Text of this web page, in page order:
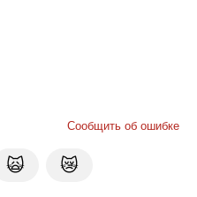
Сообщить об ошибке
🙀 😿